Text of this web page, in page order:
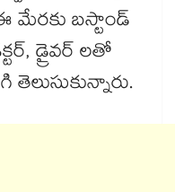
మేరకు బస్టాండ్
డ్రైవర్ లతో